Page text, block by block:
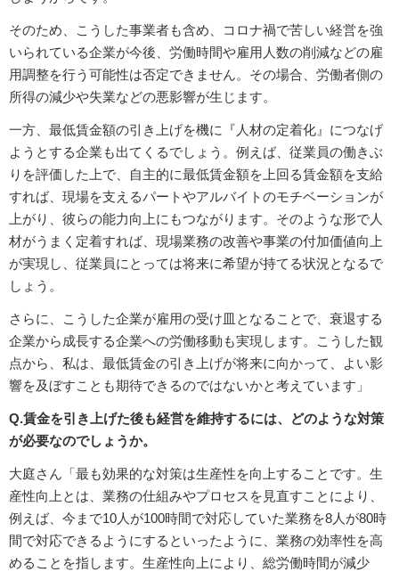
そのため、こうした事業者も含め、コロナ禍で苦しい経営を強
いられている企業が今後、労働時間や雇用人数の削減などの雇
用調整を行う可能性は否定できません。その場合、労働者側の
所得の減少や失業などの悪影響が生じます。
一方、最低賃金額の引き上げを機に『人材の定着化』につなげ
ようとする企業も出てくるでしょう。例えば、従業員の働きぶ
りを評価した上で、自主的に最低賃金額を上回る賃金額を支給
すれば、現場を支えるパートやアルバイトのモチベーションが
上がり、彼らの能力向上にもつながります。そのような形で人
材がうまく定着すれば、現場業務の改善や事業の付加価値向上
が実現し、従業員にとっては将来に希望が持てる状況となるで
しょう。
さらに、こうした企業が雇用の受け皿となることで、衰退する
企業から成長する企業への労働移動も実現します。こうした観
点から、私は、最低賃金の引き上げが将来に向かって、よい影
響を及ぼすことも期待できるのではないかと考えています」
Q.賃金を引き上げた後も経営を維持するには、どのような対策
が必要なのでしょうか。
大庭さん「最も効果的な対策は生産性を向上することです。生
産性向上とは、業務の仕組みやプロセスを見直すことにより、
例えば、今まで10人が100時間で対応していた業務を8人が80時
間で対応できるようにするといったように、業務の効率性を高
めることを指します。生産性向上により、総労働時間が減少